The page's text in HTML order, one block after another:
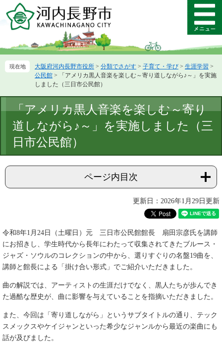
ー
先
ニ
を
本
文
メ
ニ
ー
大阪府河内長野市役所 > 分類でさがす > 子育て・学び > 生涯学習 >
公民館 >
「アメリカ黒人音楽を楽しむ～寄り道しながら♪～」を実施
しました（三日市公民館）
文
「アメリカ黒人音楽を楽しむ～寄り
道しながら♪～」を実施しました（三
日市公民館）
ページ内目次
更新日：2026年1月29日更新
令和8年1月24日（土曜日）元 三日市公民館館長 扇田宗彦氏を講師
にお招きし、学生時代から長年にわたって収集されてきたブルース・
ジャズ・ソウルのコレクションの中から、選りすぐりの名盤19曲を、
講師と館長による「掛け合い形式」でご紹介いただきました。
曲の解説では、アーティストの生涯だけでなく、黒人たちが歩んでき
た過酷な歴史が、曲に影響を与えていることを指摘いただきました。
また、今回は「寄り道しながら」というサブタイトルの通り、テック
スメックスやケイジャンといった希少なジャンルから最近の楽曲にも
話が及びました。